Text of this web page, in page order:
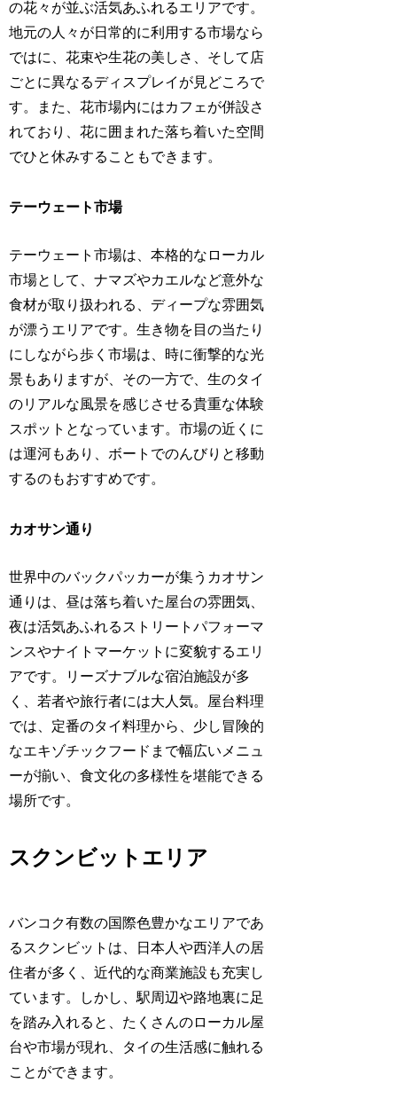
の花々が並ぶ活気あふれるエリアです。
地元の人々が日常的に利用する市場なら
ではに、花束や生花の美しさ、そして店
ごとに異なるディスプレイが見どころで
す。また、花市場内にはカフェが併設さ
れており、花に囲まれた落ち着いた空間
でひと休みすることもできます。
テーウェート市場
テーウェート市場は、本格的なローカル
市場として、ナマズやカエルなど意外な
食材が取り扱われる、ディープな雰囲気
が漂うエリアです。生き物を目の当たり
にしながら歩く市場は、時に衝撃的な光
景もありますが、その一方で、生のタイ
のリアルな風景を感じさせる貴重な体験
スポットとなっています。市場の近くに
は運河もあり、ボートでのんびりと移動
するのもおすすめです。
カオサン通り
世界中のバックパッカーが集うカオサン
通りは、昼は落ち着いた屋台の雰囲気、
夜は活気あふれるストリートパフォーマ
ンスやナイトマーケットに変貌するエリ
アです。リーズナブルな宿泊施設が多
く、若者や旅行者には大人気。屋台料理
では、定番のタイ料理から、少し冒険的
なエキゾチックフードまで幅広いメニュ
ーが揃い、食文化の多様性を堪能できる
場所です。
スクンビットエリア
バンコク有数の国際色豊かなエリアであ
るスクンビットは、日本人や西洋人の居
住者が多く、近代的な商業施設も充実し
ています。しかし、駅周辺や路地裏に足
を踏み入れると、たくさんのローカル屋
台や市場が現れ、タイの生活感に触れる
ことができます。